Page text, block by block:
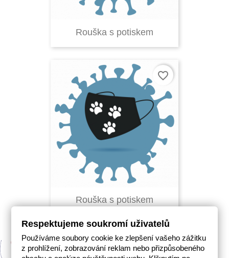
Rouška s potiskem
Rouška s potiskem
favorite_border
Respektujeme soukromí uživatelů
Používáme soubory cookie ke zlepšení vašeho zážitku
z prohlížení, zobrazování reklam nebo přizpůsobeného